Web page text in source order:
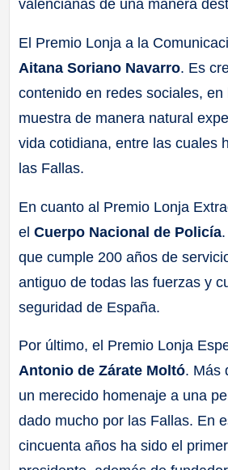
valencianas de una manera
El Premio Lonja a la
Aitana Soriano Navarro. Es
contenido en redes sociales, en
muestra de manera natural
vida cotidiana, entre las cuales
las Fallas.
En cuanto al Premio Lonja
elCuerpo Nacional de Policía
que cumple 200 años de
antiguo de todas las fuerzas y
seguridad de España.
Por último, el Premio Lonja
Antonio de Zárate Moltó. Más
un merecido homenaje a una
dado mucho por las Fallas. En
cincuenta años ha sido el